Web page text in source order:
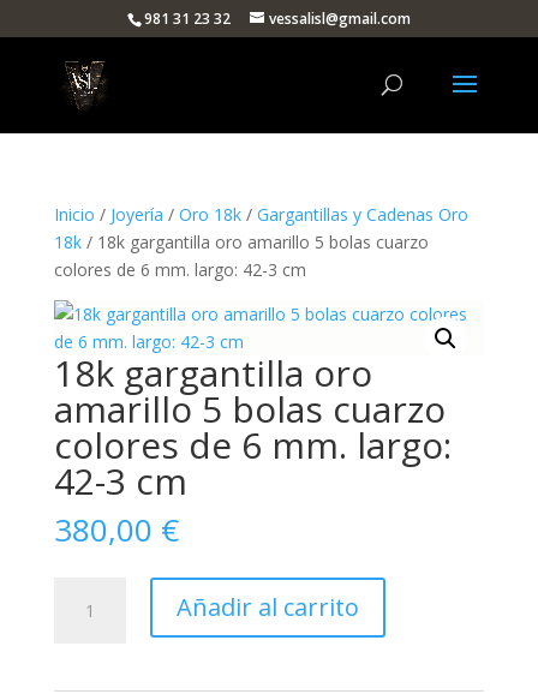
981 31 23 32 vessalisl@gmail.com
Inicio / Joyería / Oro 18k/ Gargantillas y Cadenas Oro
18k/ 18k gargantilla oro amarillo 5 bolas cuarzo
colores de 6 mm. largo: 42-3 cm
18k gargantilla oro
amarillo 5 bolas cuarzo
colores de 6 mm. largo:
42-3 cm
380,00 €
gargantilla
Añadir al carrito